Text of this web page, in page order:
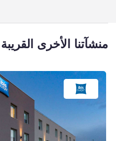
منشآتنا الأخرى القريبة